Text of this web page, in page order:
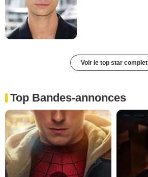
Voir le top star complet
Top Bandes-annonces